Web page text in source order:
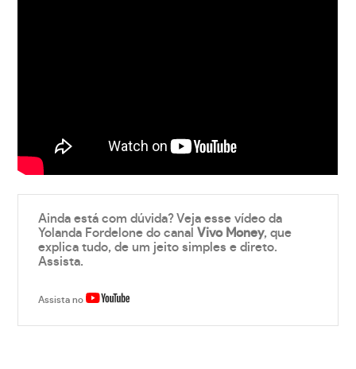
Ainda está com dúvida? Veja esse vídeo da
Yolanda Fordelone do canalVivo Money, que
explica tudo, de um jeito simples e direto.
Assista.
Assista no